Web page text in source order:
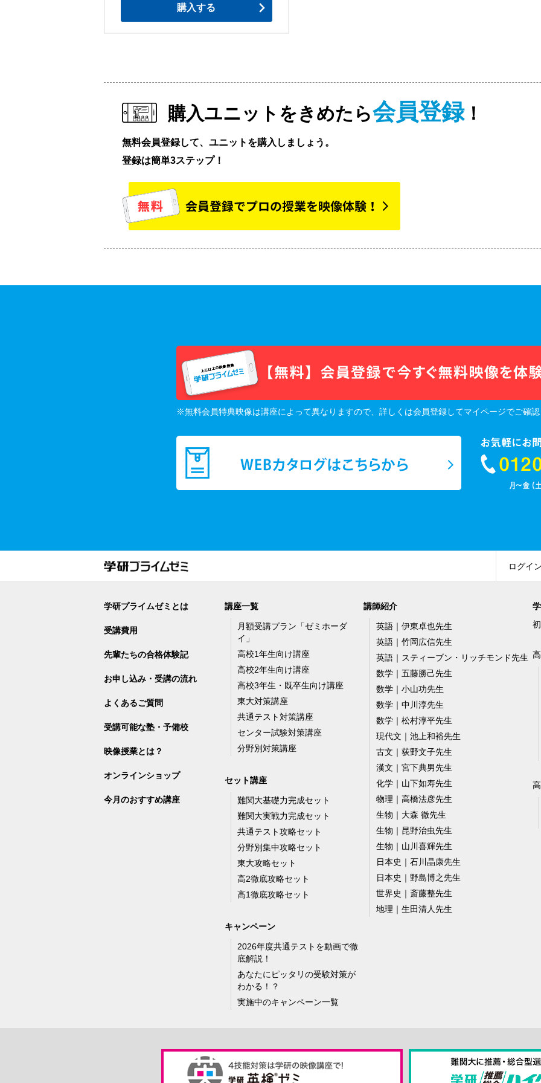
購入する
購入ユニットをきめたら会員登録！
無料会員登録して、ユニットを購入しましょう。
登録は簡単3ステップ！
※無料会員特典映像は講座によって異なりますので、詳しくは会員登録してマイページでご確
ログイ
学研プライムゼミとは
受講費用
先輩たちの合格体験記
お申し込み・受講の流れ
よくあるご質問
受講可能な塾・予備校
映像授業とは？
オンラインショップ
今月のおすすめ講座
講座一覧
月額受講プラン「ゼミホーダ
イ」
高校1年生向け講座
高校2年生向け講座
高校3年生・既卒生向け講座
東大対策講座
共通テスト対策講座
センター試験対策講座
分野別対策講座
セット講座
難関大基礎力完成セット
難関大実戦力完成セット
共通テスト攻略セット
分野別集中攻略セット
東大攻略セット
高2徹底攻略セット
高1徹底攻略セット
キャンペーン
2026年度共通テストを動画で徹
底解説！
あなたにピッタリの受験対策が
わかる！？
実施中のキャンペーン一覧
講師紹介
英語｜伊東卓也先生
英語｜竹岡広信先生
英語｜スティーブン・リッチモンド先生
数学｜五藤勝己先生
数学｜小山功先生
数学｜中川淳先生
数学｜松村淳平先生
現代文｜池上和裕先生
古文｜荻野文子先生
漢文｜宮下典男先生
化学｜山下如寿先生
物理｜高橋法彦先生
生物｜大森 徹先生
生物｜昆野治虫先生
生物｜山川喜輝先生
日本史｜石川晶康先生
日本史｜野島博之先生
世界史｜斎藤整先生
地理｜生田清人先生